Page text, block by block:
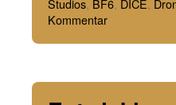
Studios, BF6, DICE,
Kommentar